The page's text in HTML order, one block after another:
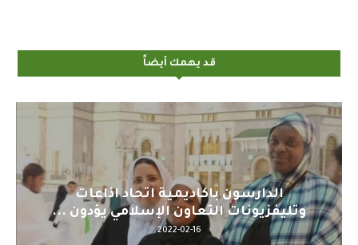
قد يهمك أيضاً
...
اليوم : المشاركة بالاجتماع
لمنظمي قمة اسيا...
2022-04-12